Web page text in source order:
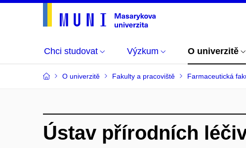
Chci studovat Výzkum O univerzitě
O univerzitě Fakulty a pracoviště Farmaceutická
Ústav přírodních